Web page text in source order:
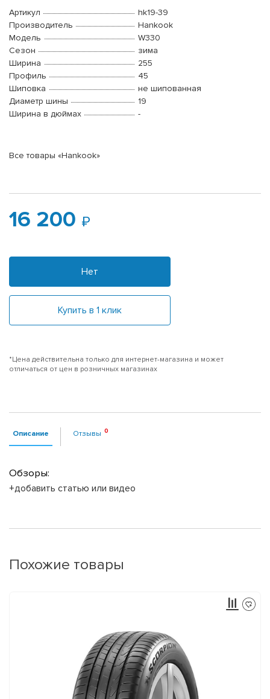
Артикул
hk19-39
Производитель
Hankook
Модель
W330
Сезон
зима
Ширина
255
Профиль
45
Шиповка
не шипованная
Диаметр шины
19
Ширина в дюймах
-
Все товары «Hankook»
16 200
Нет
Купить в 1 клик
*Цена действительна только для интернет-магазина и может
отличаться от цен в розничных магазинах
Описание Отзывы
Обзоры:
+добавить статью или видео
Похожие товары